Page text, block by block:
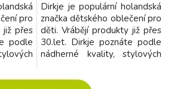
pro
již přes
podle
dětem
Dirkje je populární holandská
značka dětského oblečení pro
děti. Vrábějí produkty již přes
30.let. Dirkje poznáte podle
nádherné kvality, stylových
značka Dirkje přináší dětem